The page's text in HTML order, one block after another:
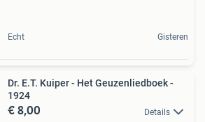
Echt Gisteren
Dr. E.T. Kuiper - Het Geuzenliedboek -
1924
€ 8,00 Details